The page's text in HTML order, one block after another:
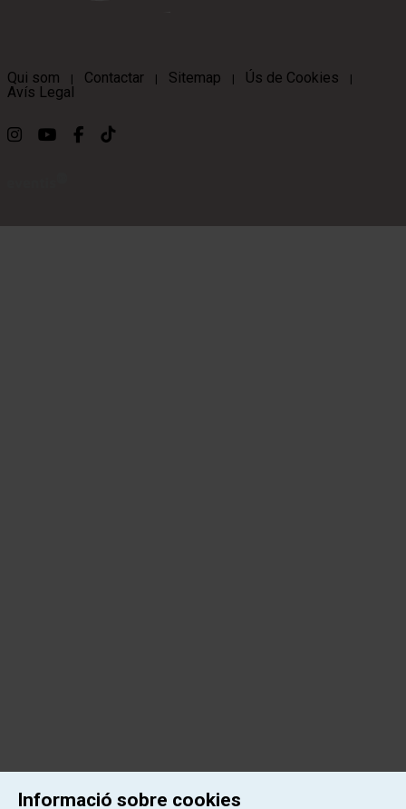
Qui som | Contactar | Sitemap | Ús de Cookies |
Avís Legal
Link a instagram
Link a youtube
Link a facebook
Link a ticktok
Informació sobre cookies